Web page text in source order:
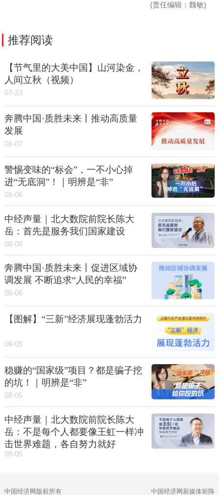
(责任编辑：魏敏)
推荐阅读
【节气里的大美中国】山河染金，
人间立秋（视频）
07-23
奔腾中国·质胜未来丨推动高质量
发展
08-07
警惕变味的“标会”，一不小心掉
进“无底洞”！｜明辨是“非”
08-06
中经声量｜北大数院前院长陈大
岳：首先是服务我们国家建设
08-06
奔腾中国·质胜未来丨促进区域协
调发展 不断追求“人民的幸福”
08-06
【图解】“三新”经济展现蓬勃活力
08-05
稳赚的“国家级”项目？都是骗子挖
的坑！｜明辨是“非”
08-05
中经声量｜北大数院前院长陈大
岳：不是每个人都要像王虹一样冲
击世界难题，各自努力就好
08-05
中国经济网版权所有 中国经济网新媒体矩阵